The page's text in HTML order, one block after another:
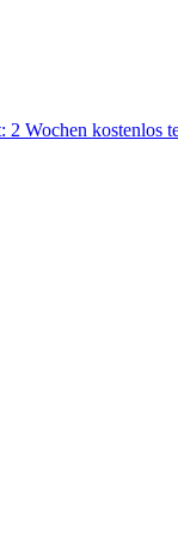
2 Wochen kostenlos